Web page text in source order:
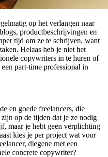
op het verlangen naar
productbeschrijvingen en
tijd om ze te schrijven, want
Helaas heb je niet het
copywriters in te huren of
part-time professional in
en goede freelancers, die
op de tijden dat je ze nodig
maar je hebt geen verplichting
kies je per project wat voor
diegene met een
concrete copywriter?